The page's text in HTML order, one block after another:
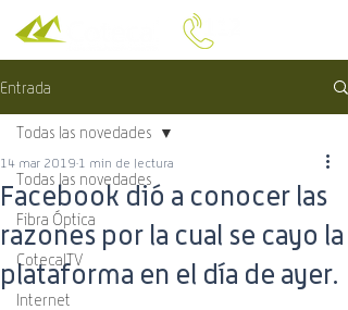
Entrada
Todas las novedades
Fibra Óptica
CotecalTV
Internet
Todas las novedades
Facebook dió a conocer las
razones por la cual se cayo la
plataforma en el día de ayer.
14 mar 2019 1 min de lectura